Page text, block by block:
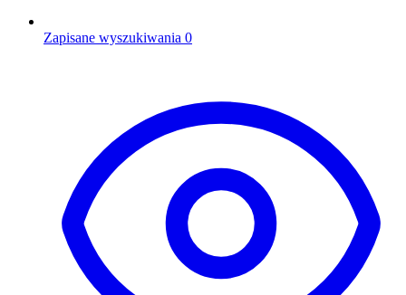
Zapisane wyszukiwania 0